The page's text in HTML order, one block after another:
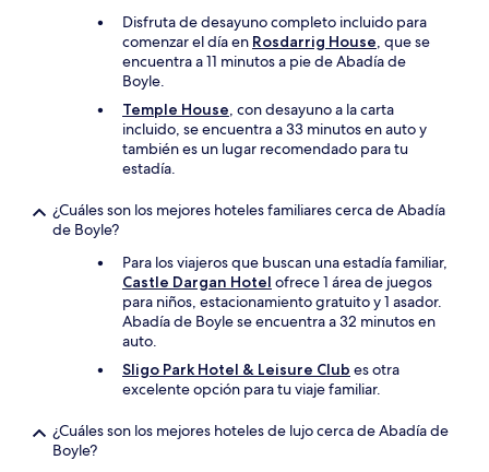
Disfruta de desayuno completo incluido para
comenzar el día en Rosdarrig House, que se
encuentra a 11 minutos a pie de Abadía de
Boyle.
Temple House, con desayuno a la carta
incluido, se encuentra a 33 minutos en auto y
también es un lugar recomendado para tu
estadía.
¿Cuáles son los mejores hoteles familiares cerca de Abadía
de Boyle?
Para los viajeros que buscan una estadía familiar,
Castle Dargan Hotel ofrece 1 área de juegos
para niños, estacionamiento gratuito y 1 asador.
Abadía de Boyle se encuentra a 32 minutos en
auto.
Sligo Park Hotel & Leisure Club es otra
excelente opción para tu viaje familiar.
¿Cuáles son los mejores hoteles de lujo cerca de Abadía de
Boyle?